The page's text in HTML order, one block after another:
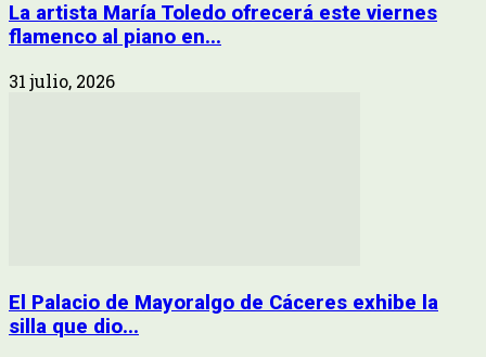
La artista María Toledo ofrecerá este viernes
flamenco al piano en...
31 julio, 2026
El Palacio de Mayoralgo de Cáceres exhibe la
silla que dio...